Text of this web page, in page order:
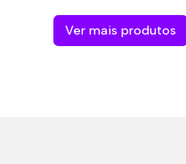
Ver mais produtos